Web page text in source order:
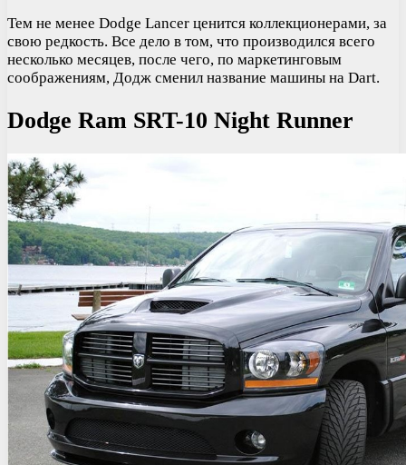
Тем не менее Dodge Lancer ценится коллекционерами, за
свою редкость. Все дело в том, что производился всего
несколько месяцев, после чего, по маркетинговым
соображениям, Додж сменил название машины на Dart.
Dodge Ram SRT-10 Night Runner